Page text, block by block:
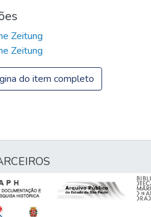
Zeitung
Zeitung
do item completo